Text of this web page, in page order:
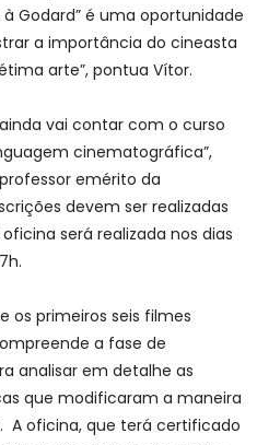
Godard” é uma oportunidade
a importância do cineasta
arte”, pontua Vítor.
vai contar com o curso
cinematográfica”,
emérito da
devem ser realizadas
oficina será realizada nos dias
os primeiros seis filmes
a fase de
analisar em detalhe as
que modificaram a maneira
A oficina, que terá certificado